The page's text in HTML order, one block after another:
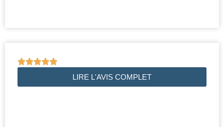

LIRE L'AVIS COMPLET